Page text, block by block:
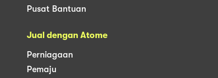
Pusat Bantuan
Jual dengan Atome
Perniagaan
Pemaju